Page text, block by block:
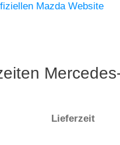
Mazda Website
Lieferzeit